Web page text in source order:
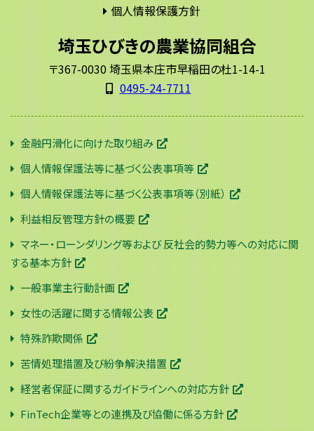
個人情報保護方針
埼玉ひびきの農業協同組合
〒367-0030 埼玉県本庄市早稲田の杜1-14-1
0495-24-7711
金融円滑化に向けた取り組み
個人情報保護法等に基づく公表事項等
個人情報保護法等に基づく公表事項等（別紙）
利益相反管理方針の概要
マネー・ローンダリング等および 反社会的勢力等への対応に関
する基本方針
一般事業主行動計画
女性の活躍に関する情報公表
特殊詐欺関係
苦情処理措置及び紛争解決措置
経営者保証に関するガイドラインへの対応方針
FinTech企業等との連携及び協働に係る方針